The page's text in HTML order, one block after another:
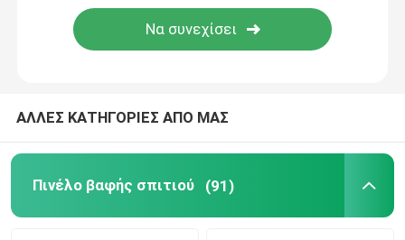
μη υφαμένες τσάντες υφάσματος
ΑΛΛΕΣ ΚΑΤΗΓΟΡΙΕΣ ΑΠΟ ΜΑΣ
Πινέλο βαφής σπιτιού (91)